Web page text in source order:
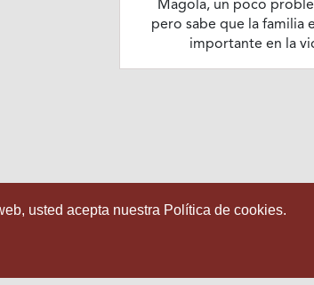
Magola, un poco
pero sabe que la familia
importante en la
usted acepta nuestra Política de cookies.